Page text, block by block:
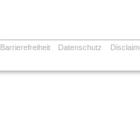
Barrierefreiheit Datenschutz